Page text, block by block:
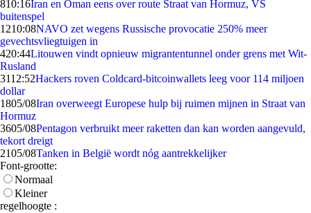
810:16Iran en Oman eens over route Straat van Hormuz, VS
buitenspel
1210:08NAVO zet wegens Russische provocatie 250% meer
gevechtsvliegtuigen in
420:44Litouwen vindt opnieuw migrantentunnel onder grens met Wit-
Rusland
3112:52Hackers roven Coldcard-bitcoinwallets leeg voor 114 miljoen
dollar
1805/08Iran overweegt Europese hulp bij ruimen mijnen in Straat van
Hormuz
3605/08Pentagon verbruikt meer raketten dan kan worden aangevuld,
tekort dreigt
2105/08Tanken in België wordt nóg aantrekkelijker
Font-grootte:
Normaal
Kleiner
regelhoogte :